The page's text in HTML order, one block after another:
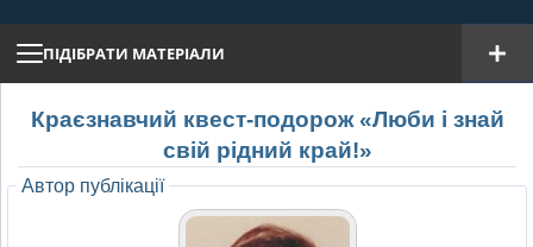
ПІДІБРАТИ МАТЕРІАЛИ
Краєзнавчий квест-подорож «Люби і знай
свій рідний край!»
Автор публікації